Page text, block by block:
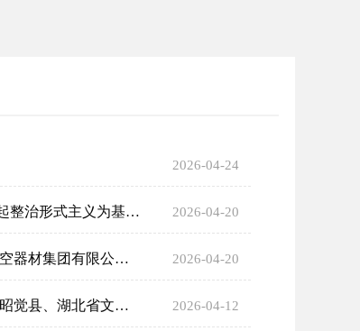
2026-04-24
中央层面整治形式主义为基层减负专项工作 机制办公室 中央纪委办公厅 公开通报4起整治形式主义为基层减负 典型问题 2026-04-20
中央层面树立和践行正确政绩观学习教育工作专班 中央纪委办公厅 公开通报中国航空器材集团有限公司任宇、赵保辉等政绩观扭曲错位、欺瞒组织、侵害群众利益等问题 2026-04-20
中央层面树立和践行正确政绩观学习教育工作专班 中央纪委办公厅 公开通报四川省昭觉县、湖北省文化和旅游厅及湖北艺术职业学院 政绩观存在偏差、不顾实际使用财政资金问题 2026-04-12